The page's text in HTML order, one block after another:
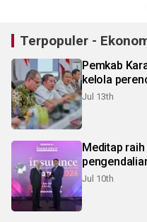
Terpopuler -
Pemkab
kelola
Jul 13th
Meditap
Jul 10th